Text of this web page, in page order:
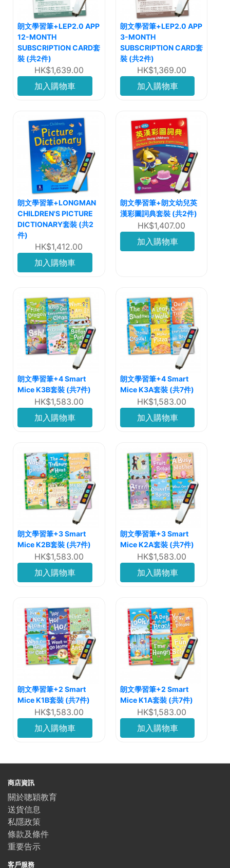
朗文學習筆+LEP2.0 APP
12-MONTH
SUBSCRIPTION CARD套
裝 (共2件)
HK$1,639.00
加入購物車
朗文學習筆+LEP2.0 APP
3-MONTH
SUBSCRIPTION CARD套
裝 (共2件)
HK$1,369.00
加入購物車
朗文學習筆+LONGMAN
CHILDREN'S PICTURE
DICTIONARY套裝 (共2
件)
HK$1,412.00
加入購物車
朗文學習筆+朗文幼兒英
漢彩圖詞典套裝 (共2件)
HK$1,407.00
加入購物車
朗文學習筆+4 Smart
Mice K3B套裝 (共7件)
HK$1,583.00
加入購物車
朗文學習筆+4 Smart
Mice K3A套裝 (共7件)
HK$1,583.00
加入購物車
朗文學習筆+3 Smart
Mice K2B套裝 (共7件)
HK$1,583.00
加入購物車
朗文學習筆+3 Smart
Mice K2A套裝 (共7件)
HK$1,583.00
加入購物車
朗文學習筆+2 Smart
Mice K1B套裝 (共7件)
HK$1,583.00
加入購物車
朗文學習筆+2 Smart
Mice K1A套裝 (共7件)
HK$1,583.00
加入購物車
商店資訊
關於聰穎教育
送貨信息
私隱政策
條款及條件
重要告示
客戶服務